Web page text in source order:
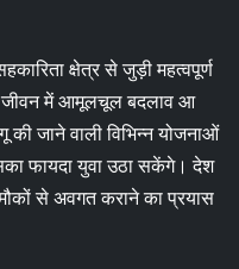
क्षेत्र से जुड़ी महत्वपूर्ण
जीवन में आमूलचूल बदलाव आ
की जाने वाली विभिन्न योजनाओं
फायदा युवा उठा सकेंगे। देश
से अवगत कराने का प्रयास